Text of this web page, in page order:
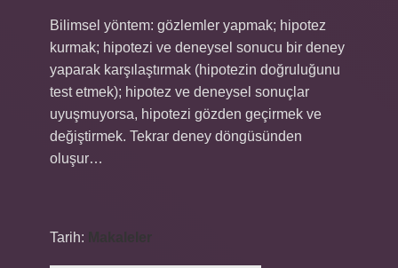
Bilimsel yöntem: gözlemler yapmak; hipotez
kurmak; hipotezi ve deneysel sonucu bir deney
yaparak karşılaştırmak (hipotezin doğruluğunu
test etmek); hipotez ve deneysel sonuçlar
uyuşmuyorsa, hipotezi gözden geçirmek ve
değiştirmek. Tekrar deney döngüsünden
oluşur…
Tarih: